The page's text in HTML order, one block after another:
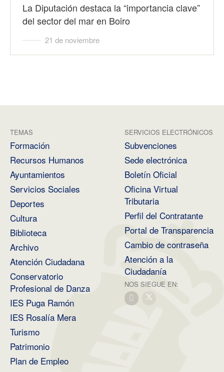
La Diputación destaca la “importancia clave”
del sector del mar en Boiro
21 de noviembre
TEMAS
Formación
Recursos Humanos
Ayuntamientos
Servicios Sociales
Deportes
Cultura
Biblioteca
Archivo
Atención Ciudadana
Conservatorio
Profesional de Danza
IES Puga Ramón
IES Rosalía Mera
Turismo
Patrimonio
Plan de Empleo
SERVICIOS ELECTRÓNICOS
Subvenciones
Sede electrónica
Boletín Oficial
Oficina Virtual
Tributaria
Perfil del Contratante
Portal de Transparencia
Cambio de contraseña
Atención a la
Ciudadanía
NOS SIEGUE EN: